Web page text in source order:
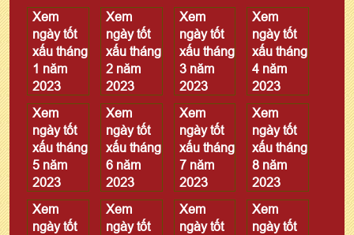
Xem
ngày tốt
xấu tháng
1 năm
2023
Xem
ngày tốt
xấu tháng
2 năm
2023
Xem
ngày tốt
xấu tháng
3 năm
2023
Xem
ngày tốt
xấu tháng
4 năm
2023
Xem
ngày tốt
xấu tháng
5 năm
2023
Xem
ngày tốt
xấu tháng
6 năm
2023
Xem
ngày tốt
xấu tháng
7 năm
2023
Xem
ngày tốt
xấu tháng
8 năm
2023
Xem
ngày tốt
Xem
ngày tốt
Xem
ngày tốt
Xem
ngày tốt